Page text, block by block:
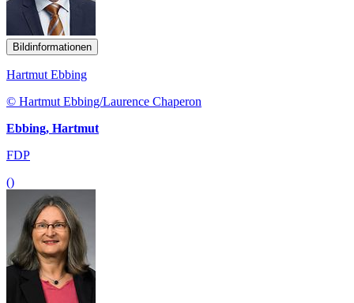
Bildinformationen
Hartmut Ebbing
© Hartmut Ebbing/Laurence Chaperon
Ebbing, Hartmut
FDP
()